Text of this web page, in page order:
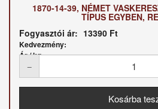
1870-14-39, NÉMET
TÍPUS EGYBEN,
Fogyasztói ár: 13390 Ft
Kedvezmény:
Ár / kg: